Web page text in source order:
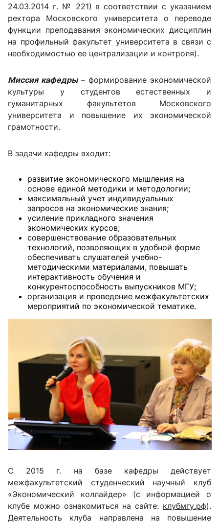
24.03.2014 г. № 221) в соответствии с указанием
ректора Московского университета о переводе
функции преподавания экономических дисциплин
на профильный факультет университета в связи с
необходимостью ее централизации и контроля).
Миссия кафедры– формирование экономической
культуры у студентов естественных и
гуманитарных факультетов Московского
университета и повышение их экономической
грамотности.
В задачи кафедры входит:
развитие экономического мышления на
основе единой методики и методологии;
максимальный учет индивидуальных
запросов на экономические знания;
усиление прикладного значения
экономических курсов;
совершенствование образовательных
технологий, позволяющих в удобной форме
обеспечивать слушателей учебно-
методическими материалами, повышать
интерактивность обучения и
конкурентоспособность выпускников МГУ;
организация и проведение межфакультетских
мероприятий по экономической тематике.
С 2015 г. на базе кафедры действует
межфакультетский студенческий научный клуб
«Экономический коллайдер» (с информацией о
клубе можно ознакомиться на сайте: клубмгу.рф).
Деятельность клуба направлена на повышение